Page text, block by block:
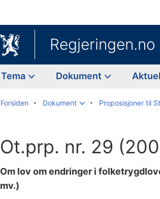
Regjeringen.no
Tema Dokument
Forsiden Dokument Proposisjoner til
Ot.prp. nr. 29
Om lov om endringer i
mv.)